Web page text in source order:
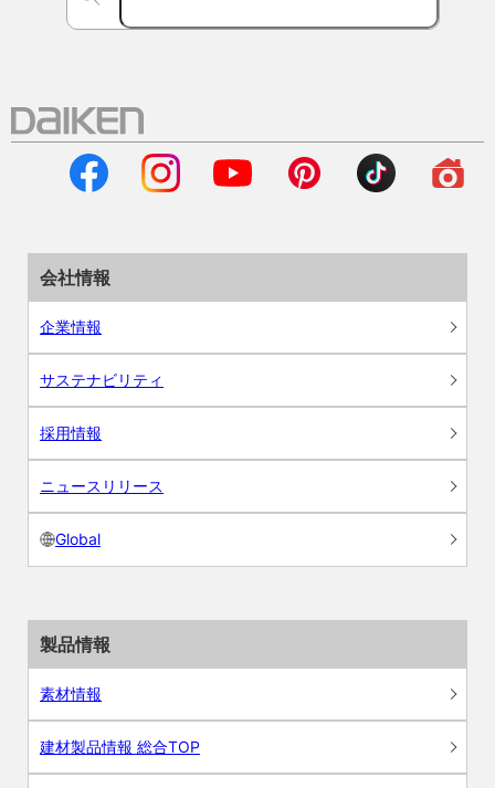
会社情報
企業情報
サステナビリティ
採用情報
ニュースリリース
Global
製品情報
素材情報
建材製品情報 総合TOP